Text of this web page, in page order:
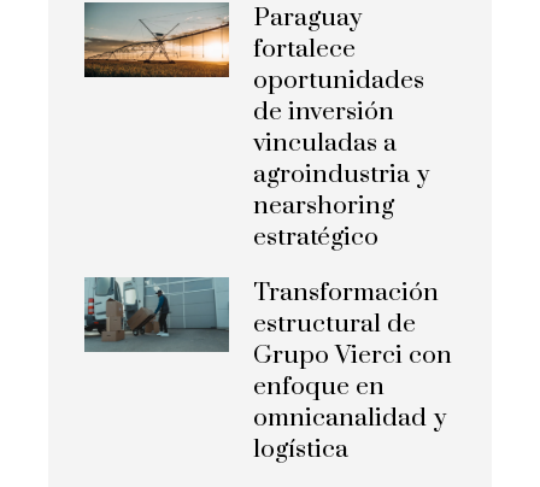
Paraguay
fortalece
oportunidades
de inversión
vinculadas a
agroindustria y
nearshoring
estratégico
Transformación
estructural de
Grupo Vierci con
enfoque en
omnicanalidad y
logística